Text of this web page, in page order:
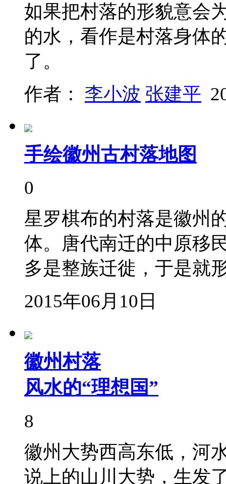
如果把村落的形貌意会
的水，看作是村落身体
了。
作者： 李小波 张建平
手绘徽州古村落地图
0
星罗棋布的村落是徽州
体。唐代南迁的中原移
多是整族迁徙，于是
2015年06月10日
徽州村落
风水的“理想国”
8
徽州大势西高东低，河
说上的山川大势，生发